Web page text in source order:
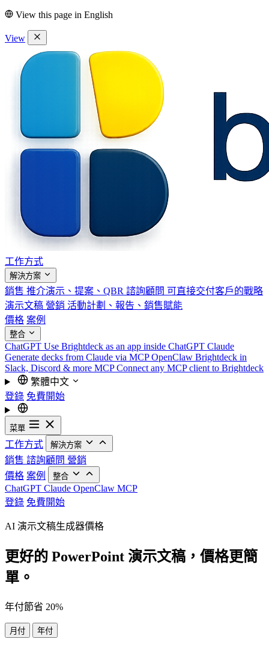
View this page in English
View
工作方式
解決方案
銷售 推介演示、提案、QBR 諮詢顧問 可直接交付客戶的戰略
演示文稿 營銷 活動計劃、報告、銷售賦能
價格 案例
整合
ChatGPT Use Brightdeck as an app inside ChatGPT Claude
Generate decks from Claude via MCP OpenClaw Brightdeck in
Slack, Discord & more MCP Connect any MCP client to Brightdeck
繁體中文
登錄 免費開始
菜單
工作方式 解決方案
銷售 諮詢顧問 營銷
價格 案例 整合
ChatGPT Claude OpenClaw MCP
登錄 免費開始
AI 演示文稿生成器價格
更好的 PowerPoint 演示文稿，價格更簡
單。
年付節省 20%
月付 年付